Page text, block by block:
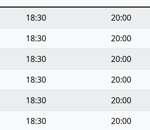
18:30
20:00
18:30
20:00
18:30
20:00
18:30
20:00
18:30
20:00
18:30
20:00